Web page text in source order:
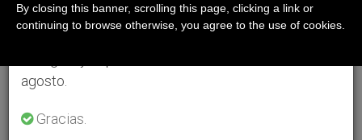
agosto.
Gracias.
By closing this banner, scrolling this page, clicking a link or
continuing to browse otherwise, you agree to the use of cookies.